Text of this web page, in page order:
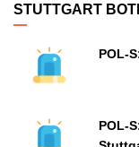
STUTTGART
POL-
POL-